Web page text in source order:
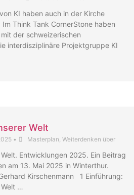
KI haben auch in der Kirche
Think Tank CornerStone haben
der schweizerischen
interdisziplinäre Projektgruppe KI
Welt
• Masterplan, Weiterdenken über
Entwicklungen 2025. Ein Beitrag
am 13. Mai 2025 in Winterthur.
Kirschenmann 1 Einführung:
…